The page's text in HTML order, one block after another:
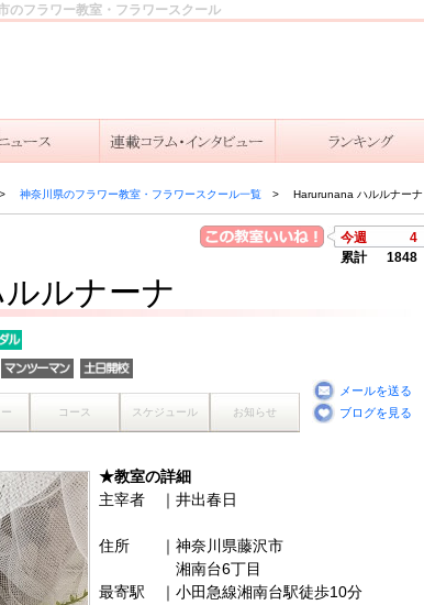
のフラワー教室・フラワースクール
神奈川県のフラワー教室・フラワースクール一覧 Harurunana ハルルナーナ
今週
4
累計
1848
ルナーナ
コース スケジュール お知らせ
メールを送る
ブログを見る
★教室の詳細
主宰者 ｜井出春日
住所 ｜神奈川県藤沢市
湘南台6丁目
最寄駅 ｜小田急線湘南台駅徒歩10分